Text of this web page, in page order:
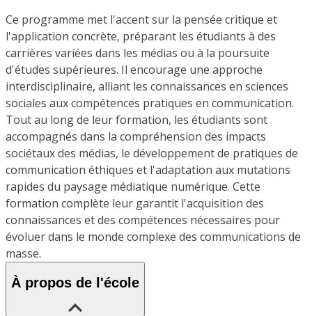
Ce programme met l'accent sur la pensée critique et
l'application concrète, préparant les étudiants à des
carrières variées dans les médias ou à la poursuite
d'études supérieures. Il encourage une approche
interdisciplinaire, alliant les connaissances en sciences
sociales aux compétences pratiques en communication.
Tout au long de leur formation, les étudiants sont
accompagnés dans la compréhension des impacts
sociétaux des médias, le développement de pratiques de
communication éthiques et l'adaptation aux mutations
rapides du paysage médiatique numérique. Cette
formation complète leur garantit l'acquisition des
connaissances et des compétences nécessaires pour
évoluer dans le monde complexe des communications de
masse.
À propos de l'école